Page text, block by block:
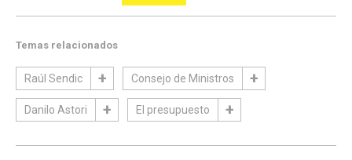
Temas relacionados
Raúl Sendic Consejo de Ministros
Danilo Astori El presupuesto